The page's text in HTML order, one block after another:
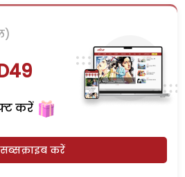
करें
सब्सक्राइब करें